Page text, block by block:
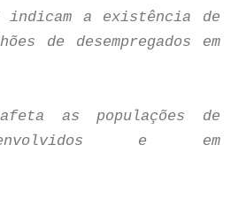
indicam a existência de
de desempregados em
afeta as populações de
e em